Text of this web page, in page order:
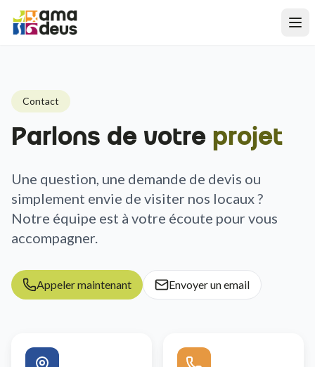
Contact
Parlons de votre projet
Une question, une demande de devis ou
simplement envie de visiter nos locaux ?
Notre équipe est à votre écoute pour vous
accompagner.
Appeler maintenant Envoyer un email